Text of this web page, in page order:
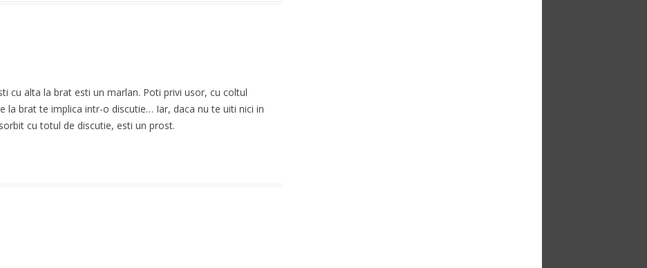
cu alta la brat esti un marlan. Poti privi usor, cu coltul
la brat te implica intr-o discutie… Iar, daca nu te uiti nici in
cu totul de discutie, esti un prost.